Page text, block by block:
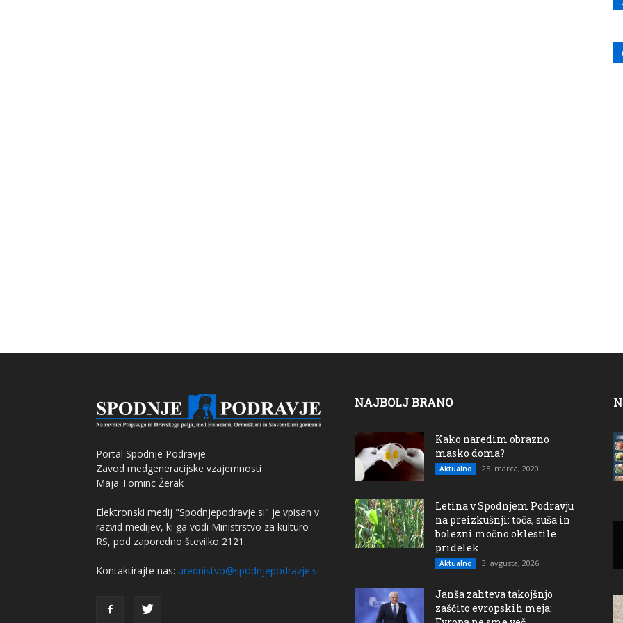
Portal Spodnje Podravje
Zavod medgeneracijske vzajemnosti
Maja Tominc Žerak
Elektronski medij "Spodnjepodravje.si" je vpisan v
razvid medijev, ki ga vodi Ministrstvo za kulturo
RS, pod zaporedno številko 2121.
Kontaktirajte nas: urednistvo@spodnjepodravje.si
NAJBOLJ BRANO
Kako naredim obrazno
masko doma?
Aktualno 25. marca, 2020
Letina v Spodnjem Podravju
na preizkušnji: toča, suša in
bolezni močno oklestile
pridelek
Aktualno 3. avgusta, 2026
Janša zahteva takojšnjo
zaščito evropskih meja: